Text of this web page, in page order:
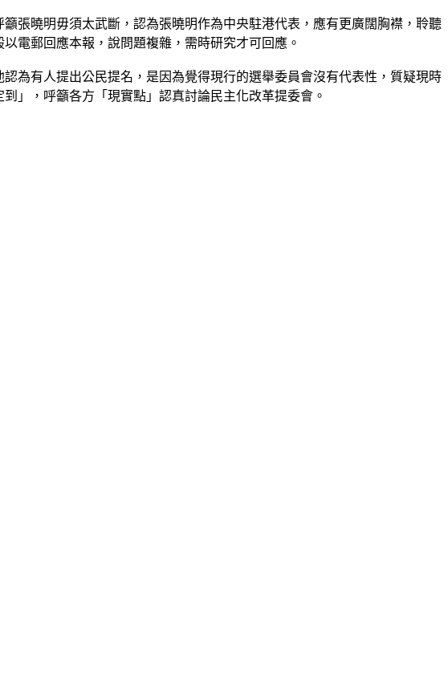
張曉明毋須太武斷，認為張曉明作為中央駐港代表，應有更廣闊胸襟，聆聽
電郵回應本報，說問題複雜，需時研究才可回應。
為有人提出公民提名，是因為覺得現行的選舉委員會沒有代表性，質疑現時
」，呼籲各方「現實點」認真討論民主化改革提委會。